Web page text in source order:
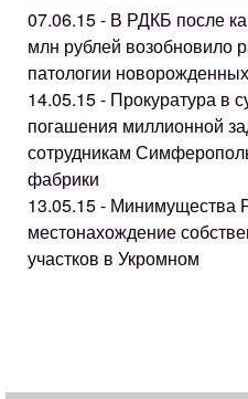
07.06.15 - В РДКБ после
млн рублей возобновило
патологии новорожденных
14.05.15 - Прокуратура в
погашения миллионной
сотрудникам
фабрики
13.05.15 - Минимущества
местонахождение
участков в Укромном